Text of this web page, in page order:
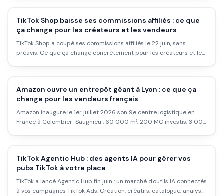
TikTok Shop baisse ses commissions affiliés : ce que
ça change pour les créateurs et les vendeurs
TikTok Shop a coupé ses commissions affiliés le 22 juin, sans
préavis. Ce que ça change concrètement pour les créateurs et les
Amazon ouvre un entrepôt géant à Lyon : ce que ça
change pour les vendeurs français
Amazon inaugure le 1er juillet 2026 son 9e centre logistique en
France à Colombier-Saugnieu : 60 000 m², 200 M€ investis, 3 000
TikTok Agentic Hub : des agents IA pour gérer vos
pubs TikTok à votre place
TikTok a lancé Agentic Hub fin juin : un marché d'outils IA connectés
à vos campagnes TikTok Ads. Création, créatifs, catalogue, analyse.